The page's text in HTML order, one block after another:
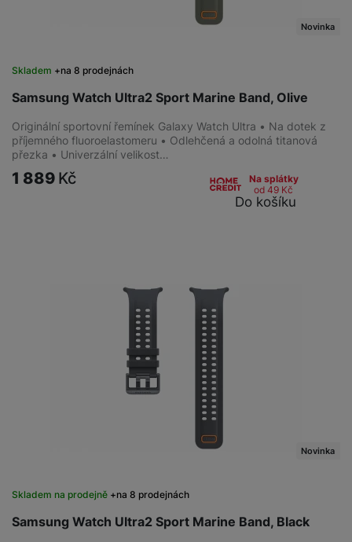
Samsung Watch Ultra2 Sport Marine Band, Olive
Skladem na 8 prodejnách
Novinka
Originální sportovní řemínek Galaxy Watch Ultra • Na dotek z
příjemného fluoroelastomeru • Odlehčená a odolná titanová
přezka • Univerzální velikost…
1 889 Kč
Na splátky
od 49 Kč
Do košíku
Samsung Watch Ultra2 Sport Marine Band, Black
Skladem na prodejně na 8 prodejnách
Novinka